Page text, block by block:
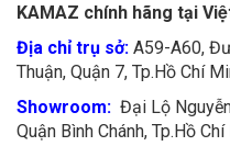
KAMAZ chính hãng tại
Địa chỉ trụ sở: A59-A60,
Thuận, Quận 7, Tp.Hồ Chí
Showroom: Đại Lộ
Quận Bình Chánh, Tp.Hồ